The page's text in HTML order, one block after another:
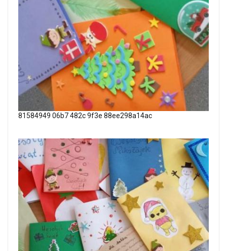
81584949 06b7 482c 9f3e 88ee298a14ac